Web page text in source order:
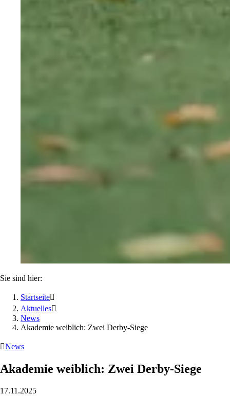
Sie sind hier:
Startseite
Aktuelles
News
Akademie weiblich: Zwei Derby-Siege
News
Akademie weiblich: Zwei Derby-Siege
17.11.2025